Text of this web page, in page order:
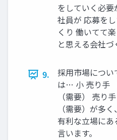
をしていく必
社員が 応募を
くり 働いてて
と思える会社づ
9.
採用市場につい
は… 小 売り手
（需要） 売り
（需要）が多
有利な立場に
言います。